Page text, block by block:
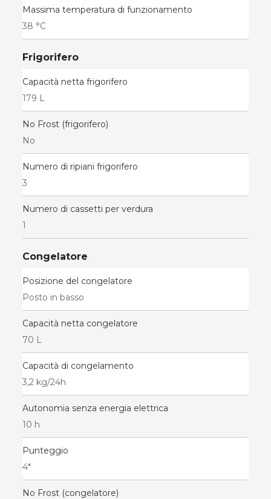
Massima temperatura di funzionamento
38 °C
Frigorifero
Capacità netta frigorifero
179 L
No Frost (frigorifero)
No
Numero di ripiani frigorifero
3
Numero di cassetti per verdura
1
Congelatore
Posizione del congelatore
Posto in basso
Capacità netta congelatore
70 L
Capacità di congelamento
3,2 kg/24h
Autonomia senza energia elettrica
10 h
Punteggio
4*
No Frost (congelatore)